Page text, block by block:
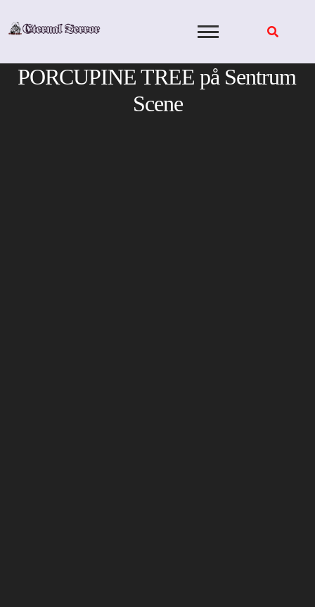
PORCUPINE TREE på Sentrum
Scene